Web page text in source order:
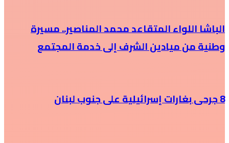
الباشا اللواء المتقاعد محمد المناصير.. مسيرة
وطنية من ميادين الشرف إلى خدمة المجتمع
8 جرحى بغارات إسرائيلية على جنوب لبنان